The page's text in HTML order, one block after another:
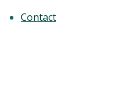
Contact